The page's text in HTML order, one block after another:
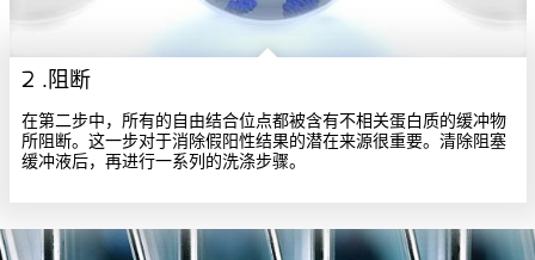
2 .阻断
在第二步中，所有的自由结合位点都被含有不相关蛋白质的缓冲物
所阻断。这一步对于消除假阳性结果的潜在来源很重要。清除阻塞
缓冲液后，再进行一系列的洗涤步骤。